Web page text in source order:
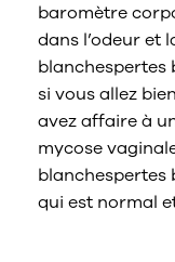
baromètre
dans l’odeur et
blanchespertes
si vous allez
avez affaire à
mycose
blanchespertes
qui est normal